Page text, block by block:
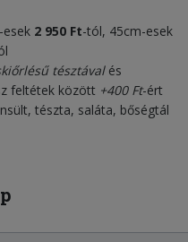
2 950 Ft-tól, 45cm-esek
tésztávalés
feltétek között +400 Ft-ért
tészta, saláta, bőségtál